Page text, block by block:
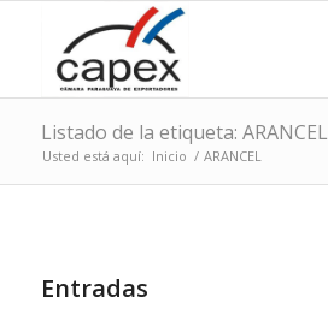
Listado de la etiqueta: ARANCEL
Usted está aquí: Inicio / ARANCEL
Entradas